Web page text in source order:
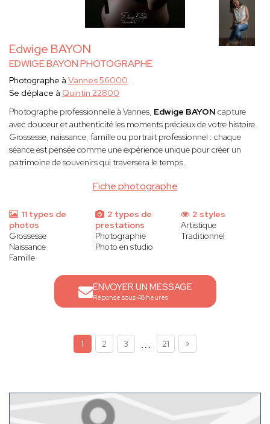
Edwige BAYON
EDWIGE BAYON PHOTOGRAPHE
Fiche photographe
Photographe à Vannes 56000
Se déplace à Quintin 22800
Photographe professionnelle à Vannes, Edwige BAYON capture
avec douceur et authenticité les moments précieux de votre histoire.
Grossesse, naissance, famille ou portrait professionnel : chaque
séance est pensée comme une expérience unique pour créer un
patrimoine de souvenirs qui traversera le temps.
11 types de
photos
Grossesse
Naissance
Famille
2 types de
prestations
Photographie
Photo en studio
2 styles
Artistique
Traditionnel
ENVOYER UN MESSAGE
Réponse sous 48 heures
1 2 3 ... 21